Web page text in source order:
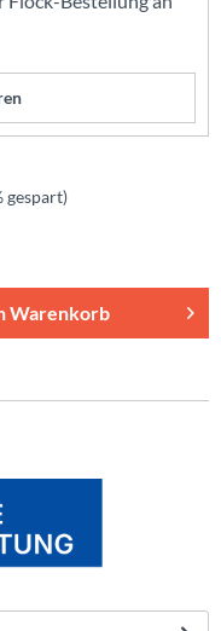
gespart)
Warenkorb